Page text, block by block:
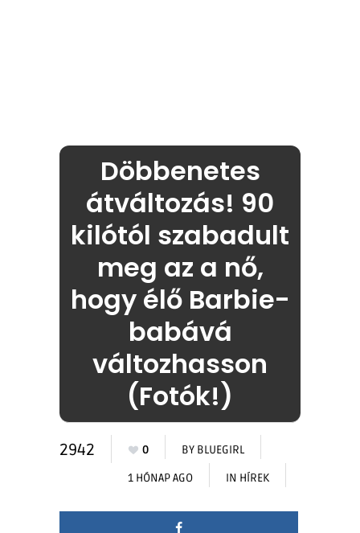
Döbbenetes
átváltozás! 90
kilótól szabadult
meg az a nő,
hogy élő Barbie-
babává
változhasson
(Fotók!)
2942 0 BY BLUEGIRL
1 HÓNAP AGO IN HÍREK